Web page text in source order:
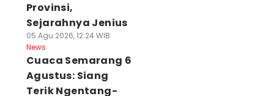
Provinsi,
Sejarahnya Jenius
05 Agu 2026, 12:24 WIB
News
Cuaca Semarang 6
Agustus: Siang
Terik Ngentang-